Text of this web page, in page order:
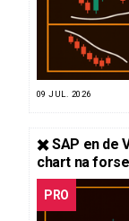
09 JUL. 2026
✖️ SAP en de
chart na
PRO